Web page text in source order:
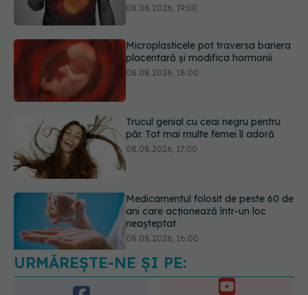
08.08.2026, 18:00
Trucul genial cu ceai negru pentru
păr. Tot mai multe femei îl adoră
Medicamentul folosit de peste 60 de
ani care acționează într-un loc
neașteptat
Transpirații nocturne: semnul ignorat
care poate ascunde probleme
serioase de sănătate
URMĂREȘTE-NE ȘI PE:
URMĂRITORI